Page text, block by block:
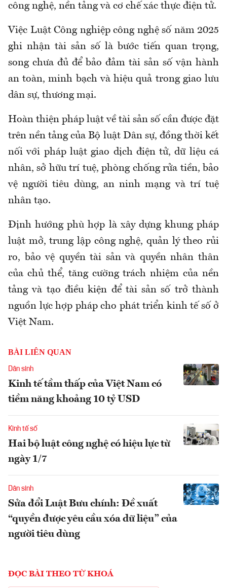
công nghệ, nền tảng và cơ chế xác thực điện tử.
Việc Luật Công nghiệp công nghệ số năm 2025
ghi nhận tài sản số là bước tiến quan trọng,
song chưa đủ để bảo đảm tài sản số vận hành
an toàn, minh bạch và hiệu quả trong giao lưu
dân sự, thương mại.
Hoàn thiện pháp luật về tài sản số cần được đặt
trên nền tảng của Bộ luật Dân sự, đồng thời kết
nối với pháp luật giao dịch điện tử, dữ liệu cá
nhân, sở hữu trí tuệ, phòng chống rửa tiền, bảo
vệ người tiêu dùng, an ninh mạng và trí tuệ
nhân tạo.
Định hướng phù hợp là xây dựng khung pháp
luật mở, trung lập công nghệ, quản lý theo rủi
ro, bảo vệ quyền tài sản và quyền nhân thân
của chủ thể, tăng cường trách nhiệm của nền
tảng và tạo điều kiện để tài sản số trở thành
nguồn lực hợp pháp cho phát triển kinh tế số ở
Việt Nam.
BÀI LIÊN QUAN
Dân sinh
Kinh tế tầm thấp của Việt Nam có
tiềm năng khoảng 10 tỷ USD
Kinh tế số
Hai bộ luật công nghệ có hiệu lực từ
ngày 1/7
Dân sinh
Sửa đổi Luật Bưu chính: Đề xuất
“quyền được yêu cầu xóa dữ liệu” của
người tiêu dùng
ĐỌC BÀI THEO TỪ KHOÁ